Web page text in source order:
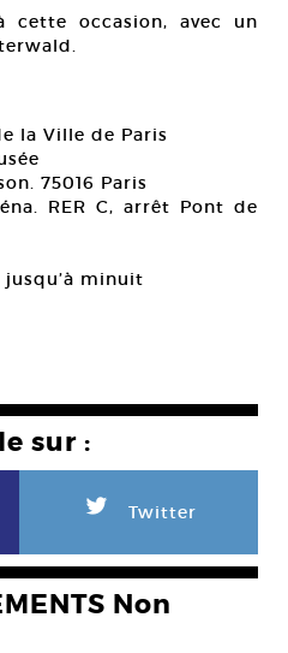
occasion, avec un
la Ville de Paris
75016 Paris
RER C, arrêt Pont de
minuit
sur :
L Twitter
Non